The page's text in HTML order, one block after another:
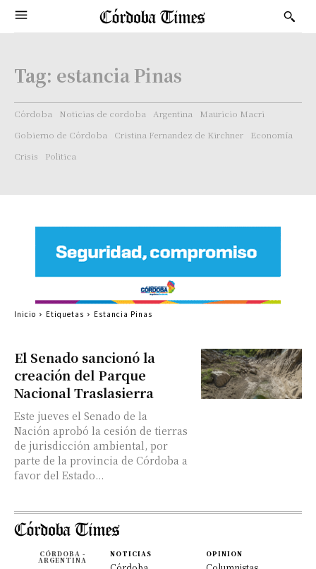
Tag: estancia Pinas
Córdoba Noticias de cordoba Argentina
Mauricio Macri
Gobierno de Córdoba
Cristina Fernandez de Kirchner
Economía
Crisis
Politica
El Senado sancionó la
creación del Parque
Nacional Traslasierra
Este jueves el Senado de la
Nación aprobó la cesión de tierras
de jurisdicción ambiental, por
parte de la provincia de Córdoba a
favor del Estado...
Inicio Etiquetas Estancia Pinas
CÓRDOBA -
ARGENTINA
NOTICIAS OPINION